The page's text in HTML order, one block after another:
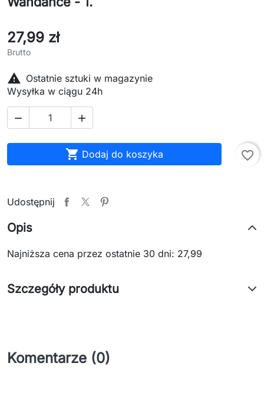
27,99 zł
Brutto
 Ostatnie sztuki w magazynie
Wysyłka w ciągu 24h
 
 Dodaj do koszyka favorite_border
Udostępnij
Opis
Najniższa cena przez ostatnie 30 dni: 27,99
Szczegóły produktu
Komentarze (0)